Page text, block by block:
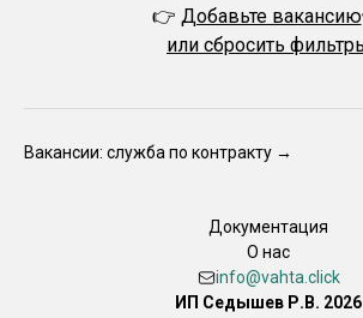
👉 Добавьте вакансию
или сбросить
Вакансии: служба по контракту →
Документация
О нас
info@vahta.click
ИП Седышев Р.В. 2026